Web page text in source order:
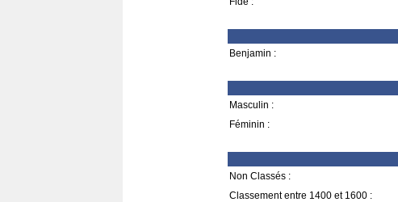
Benjamin :
Masculin :
Féminin :
Non Classés :
Classement entre 1400 et 1600 :